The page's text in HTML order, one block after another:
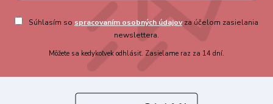
Súhlasím so spracovaním osobných údajovza účelom zasielania
newslettera.
Môžete sa kedykoľvek odhlásiť. Zasielame raz za 14 dní.